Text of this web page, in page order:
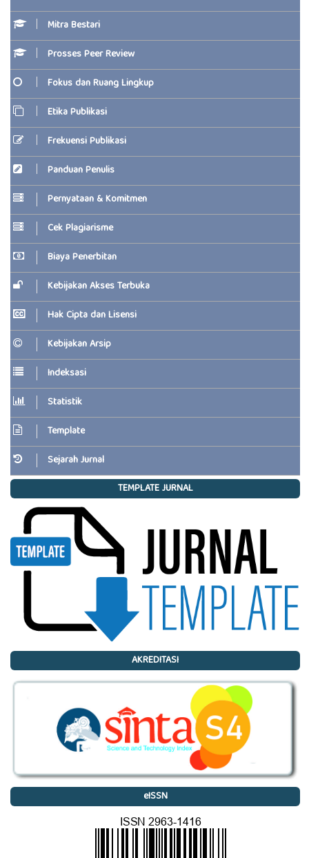
Mitra Bestari
Prosses Peer Review
Fokus dan Ruang Lingkup
Etika Publikasi
Frekuensi Publikasi
Panduan Penulis
Pernyataan & Komitmen
Cek Plagiarisme
Biaya Penerbitan
Kebijakan Akses Terbuka
Hak Cipta dan Lisensi
Kebijakan Arsip
Indeksasi
Statistik
Template
Sejarah Jurnal
TEMPLATE JURNAL
AKREDITASI
eISSN